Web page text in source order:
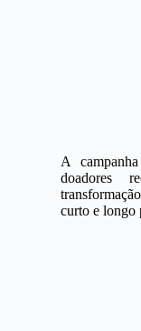
A
doadores
curto e longo